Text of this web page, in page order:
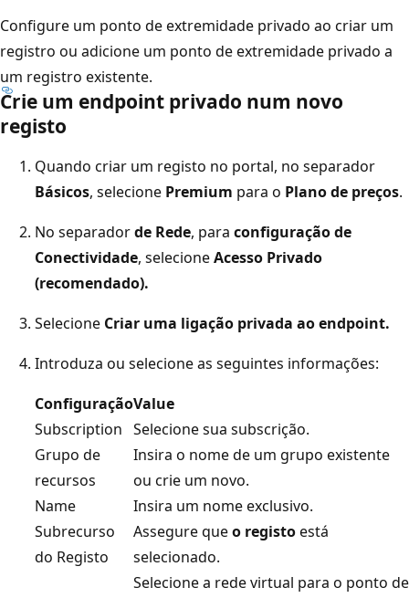
Configure um ponto de extremidade privado ao criar um
registro ou adicione um ponto de extremidade privado a
um registro existente.
Crie um endpoint privado num novo
registo
Quando criar um registo no portal, no separador
Básicos, selecione Premium para o Plano de preços.
No separadorde Rede, para configuração de
Conectividade, selecioneAcesso Privado
(recomendado).
Selecione Criar uma ligação privada ao endpoint.
Introduza ou selecione as seguintes informações:
ConfiguraçãoValue
Subscription Selecione sua subscrição.
Grupo de
recursos
Insira o nome de um grupo existente
ou crie um novo.
Name
Insira um nome exclusivo.
Subrecurso
do Registo
Assegure queo registoestá
selecionado.
Selecione a rede virtual para o ponto de